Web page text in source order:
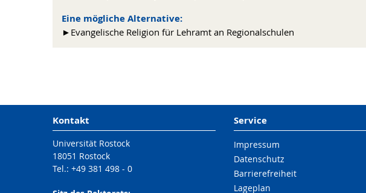
Eine mögliche Alternative:
►Evangelische Religion für Lehramt an Regionalschulen
Kontakt
Universität Rostock
18051 Rostock
Tel.: +49 381 498 - 0
Service
Impressum
Datenschutz
Barrierefreiheit
Lageplan